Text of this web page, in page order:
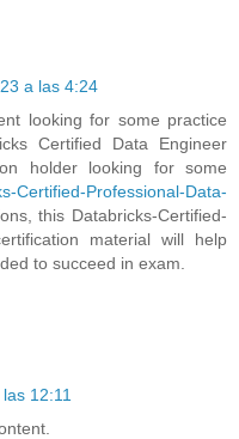
a las 4:24
looking for some practice
Certified Data Engineer
holder looking for some
Certified-Professional-Data-
this Databricks-Certified-
material will help
to succeed in exam.
12:11